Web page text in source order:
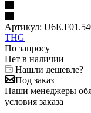
Артикул:
THG
По запросу
Нет в наличии
Нашли дешевле?
Под заказ
Наши менеджеры
условия заказа